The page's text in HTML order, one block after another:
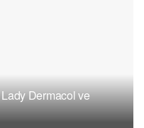
Dermacol ve